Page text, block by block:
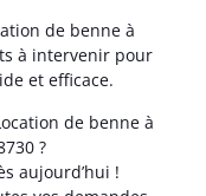
de benne à
à intervenir pour
et efficace.
de benne à
?
aujourd’hui !